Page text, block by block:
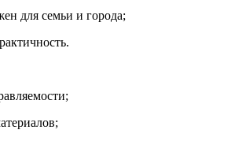
для семьи и города;